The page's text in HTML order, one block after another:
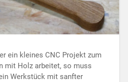
ein kleines CNC Projekt zum
mit Holz arbeitet, so muss
Werkstück mit sanfter